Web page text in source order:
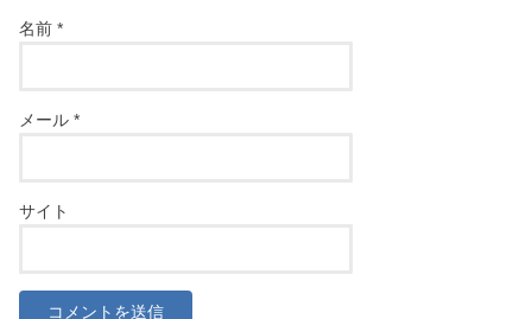
名前*
メール*
サイト